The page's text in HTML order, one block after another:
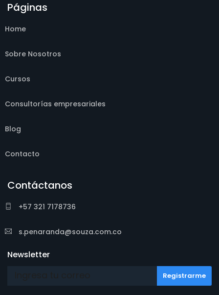
Páginas
Home
Sobre Nosotros
Cursos
Consultorías empresariales
Blog
Contacto
Contáctanos
+57 321 7178736
s.penaranda@souza.com.co
Newsletter